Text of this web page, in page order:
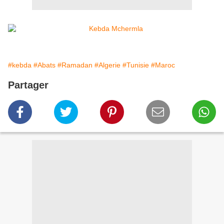
#kebda #Abats #Ramadan #Algerie #Tunisie #Maroc
Partager